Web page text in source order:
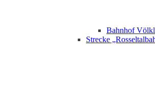
Bahnhof
Strecke